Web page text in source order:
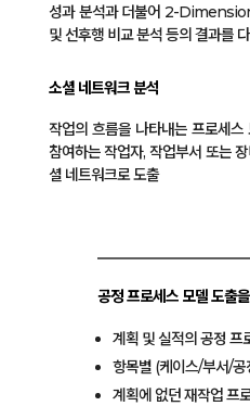
성과 분석과 더불어 2-
및 선후행 비교 분석 등의 결과를
소셜 네트워크 분석
작업의 흐름을 나타내는 프로세스
참여하는 작업자, 작업부서 또는
셜 네트워크로 도출
공정 프로세스 모델 도출
계획 및 실적의 공정 프
항목별 (케이스/부서/공
계획에 없던 재작업 프